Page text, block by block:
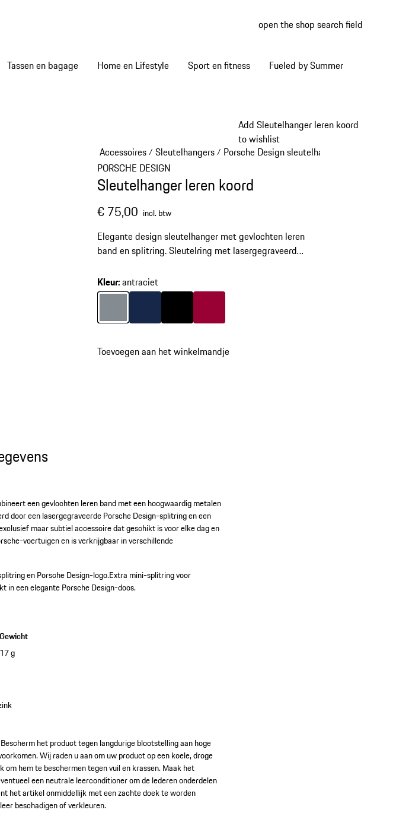
open the shop search field
Tassen en bagage Home en Lifestyle Sport en fitness Fueled by Summer
Add Sleutelhanger leren koord
to wishlist
Accessoires/ Sleutelhangers/ Porsche Design sleutelhangers
PORSCHE DESIGN
Sleutelhanger leren koord
€ 75,00 incl. btw
Elegante design sleutelhanger met gevlochten leren
band en splitring. Sleutelring met lasergegraveerd
Kleur:antraciet
Kleurantraciet
Kleur donkerblauw
Kleur zwart
Kleur karmijnrood
Toevoegen aan het winkelmandje
een gevlochten leren band met een hoogwaardig metalen
door een lasergegraveerde Porsche Design-splitring en een
maar subtiel accessoire dat geschikt is voor elke dag en
voertuigen en is verkrijgbaar in verschillende
en Porsche Design-logo.Extra mini-splitring voor
in een elegante Porsche Design-doos.
Gewicht
17 g
het product tegen langdurige blootstelling aan hoge
Wij raden u aan om uw product op een koele, droge
hem te beschermen tegen vuil en krassen. Maak het
een neutrale leerconditioner om de lederen onderdelen
het artikel onmiddellijk met een zachte doek te worden
beschadigen of verkleuren.